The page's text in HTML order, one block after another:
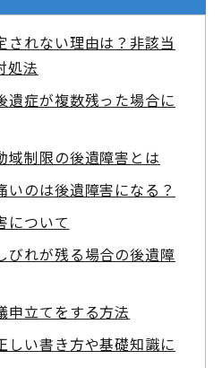
されない理由は？非該当
処法
遺症が複数残った場合に
域制限の後遺障害とは
いのは後遺障害になる？
について
びれが残る場合の後遺障
申立てをする方法
しい書き方や基礎知識に